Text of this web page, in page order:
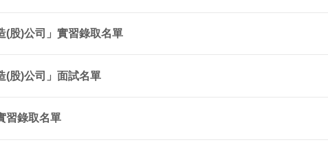
(股)公司」實習錄取名單
(股)公司」面試名單
習錄取名單